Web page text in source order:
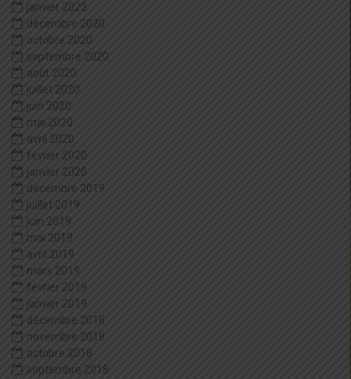
janvier 2022
décembre 2020
octobre 2020
septembre 2020
août 2020
juillet 2020
juin 2020
mai 2020
avril 2020
février 2020
janvier 2020
décembre 2019
juillet 2019
juin 2019
mai 2019
avril 2019
mars 2019
février 2019
janvier 2019
décembre 2018
novembre 2018
octobre 2018
septembre 2018